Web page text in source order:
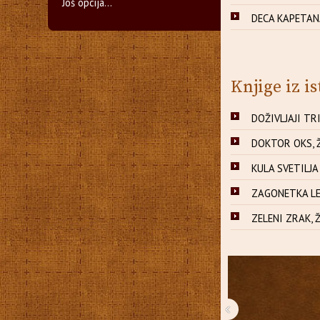
DECA
Knjige iz
DOŽIVLJAJI
DOKTOR OKS,
KULA
ZAGONETKA
ZELENI ZRAK,
‹